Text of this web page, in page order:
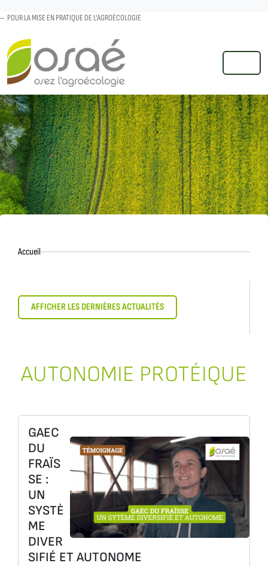
POUR LA MISE EN PRATIQUE DE L'AGROÉCOLOGIE
MENU
AccueilAccueil
AFFICHER LES DERNIÈRES ACTUALITÉS
AUTONOMIE PROTÉIQUE
GAEC
DU
FRAÏS
SE :
UN
SYSTÈ
ME
DIVER
SIFIÉ ET AUTONOME